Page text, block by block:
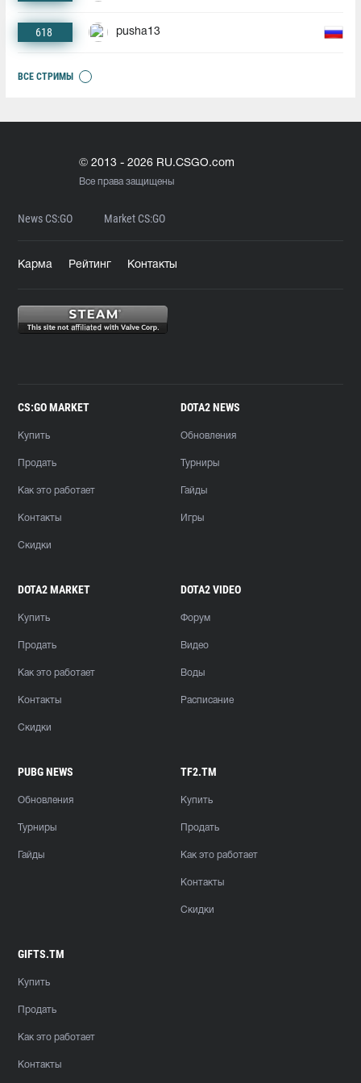
618 pusha13
ВСЕ СТРИМЫ
© 2013 - 2026 RU.CSGO.com
Все права защищены
News CS:GO Market CS:GO
Карма Рейтинг Контакты
CS:GO MARKET
Купить
Продать
Как это работает
Контакты
Скидки
DOTA2 NEWS
Обновления
Турниры
Гайды
Игры
DOTA2 MARKET
Купить
Продать
Как это работает
Контакты
Скидки
DOTA2 VIDEO
Форум
Видео
Воды
Расписание
PUBG NEWS
Обновления
Турниры
Гайды
TF2.TM
Купить
Продать
Как это работает
Контакты
Скидки
GIFTS.TM
Купить
Продать
Как это работает
Контакты